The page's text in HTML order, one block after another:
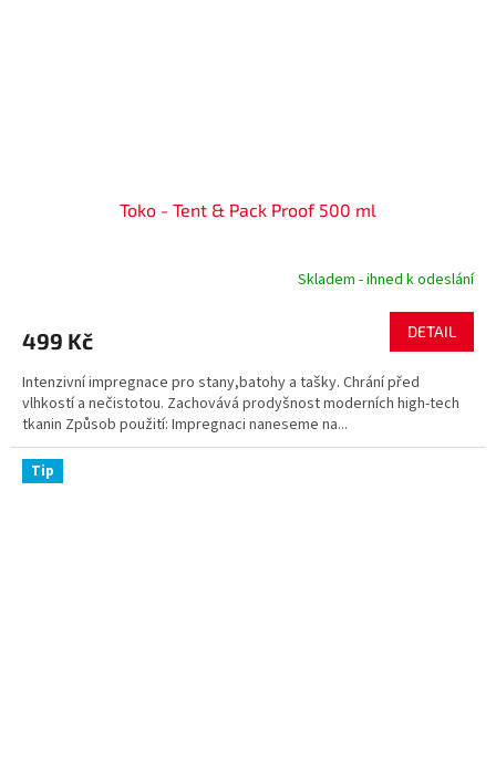
Toko - Tent & Pack Proof 500 ml
Skladem - ihned k odeslání
499 Kč DETAIL
Intenzivní impregnace pro stany,batohy a tašky. Chrání před
vlhkostí a nečistotou. Zachovává prodyšnost moderních high-tech
tkanin Způsob použití: Impregnaci naneseme na...
Tip